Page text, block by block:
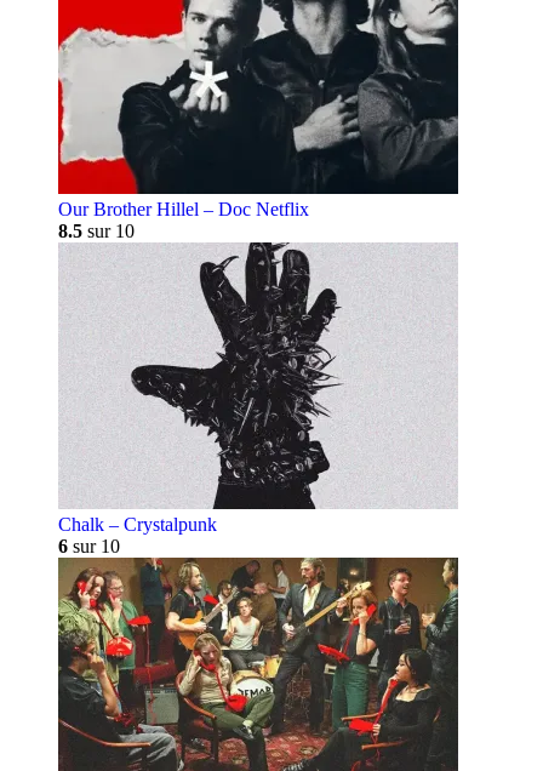
Our Brother Hillel – Doc Netflix
8.5 sur 10
Chalk – Crystalpunk
6 sur 10